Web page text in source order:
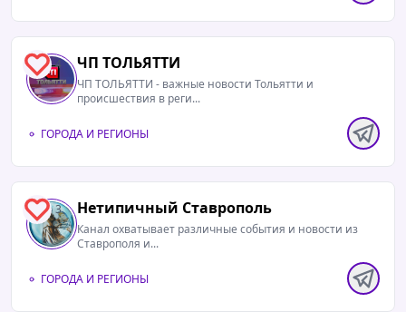
4 ЧП ТОЛЬЯТТИ
ЧП ТОЛЬЯТТИ - важные новости Тольятти и
происшествия в реги...
ГОРОДА И РЕГИОНЫ
3 Нетипичный Ставрополь️
Канал охватывает различные события и новости из
Ставрополя и...
ГОРОДА И РЕГИОНЫ